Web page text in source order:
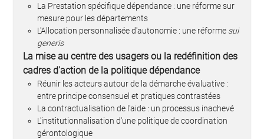
La Prestation spécifique dépendance : une réforme sur
mesure pour les départements
L'Allocation personnalisée d'autonomie : une réforme sui
generis
La mise au centre des usagers ou la redéfinition des
cadres d'action de la politique dépendance
Réunir les acteurs autour de la démarche évaluative :
entre principe consensuel et pratiques contrastées
La contractualisation de l'aide : un processus inachevé
L'institutionnalisation d'une politique de coordination
gérontologique